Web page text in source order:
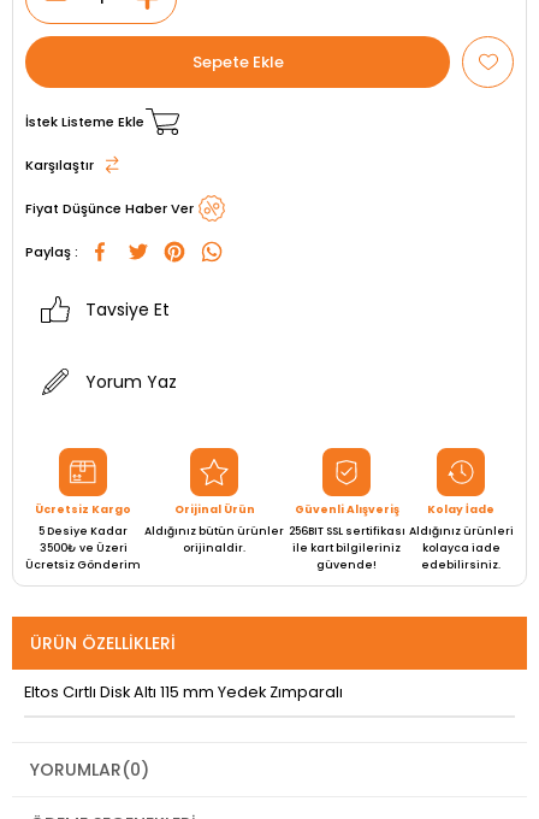
İstek Listeme Ekle
Karşılaştır
Fiyat Düşünce Haber Ver
Paylaş :
Tavsiye Et
Yorum Yaz
Ücretsiz Kargo
5 Desiye Kadar
3500₺ ve Üzeri
Ücretsiz Gönderim
Orijinal Ürün
Aldığınız bütün ürünler
orijinaldir.
Güvenli Alışveriş
256BIT SSL sertifikası
ile kart bilgileriniz
güvende!
Kolay İade
Aldığınız ürünleri
kolayca iade
edebilirsiniz.
ÜRÜN ÖZELLIKLERI
Eltos Cırtlı Disk Altı 115 mm Yedek Zımparalı
YORUMLAR(0)